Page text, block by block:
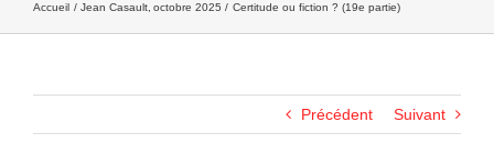
Accueil Jean Casault octobre 2025 Certitude ou fiction ? (19e partie)
Précédent Suivant